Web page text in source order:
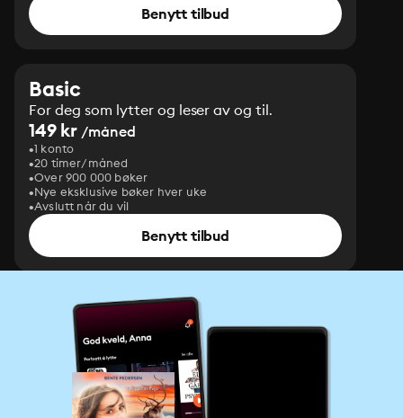
Benytt tilbud
Basic
For deg som lytter og leser av og til.
149 kr /måned
1 konto
20 timer/måned
Over 900 000 bøker
Nye eksklusive bøker hver uke
Avslutt når du vil
Benytt tilbud